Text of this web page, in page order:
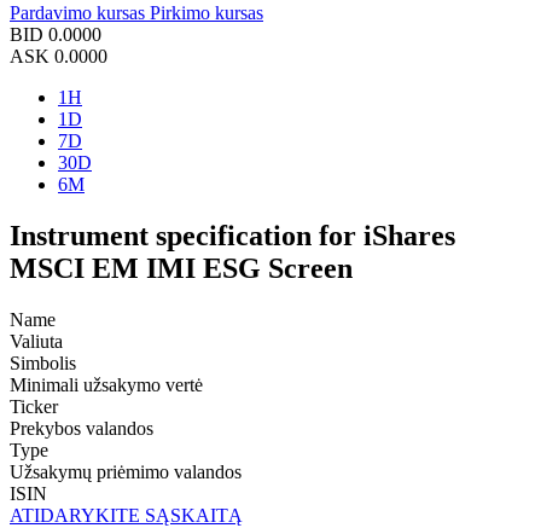
Pardavimo kursas Pirkimo kursas
BID 0.0000
ASK 0.0000
1H
1D
7D
30D
6M
Instrument specification for iShares
MSCI EM IMI ESG Screen
Name
Valiuta
Simbolis
Minimali užsakymo vertė
Ticker
Prekybos valandos
Type
Užsakymų priėmimo valandos
ISIN
ATIDARYKITE SĄSKAITĄ